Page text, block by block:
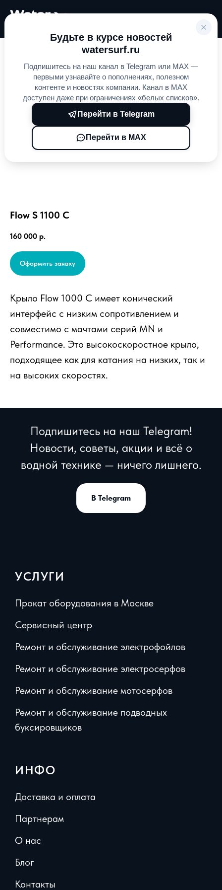
Будьте в курсе новостей
watersurf.ru
Подпишитесь на наш канал в Telegram или MAX —
первыми узнавайте о пополнениях, полезном
контенте и новостях компании. Канал в MAX
доступен даже при ограничениях «белых списков».
Перейти в Telegram
Перейти в MAX
Flow S 1100 C
160 000 р.
Оформить заявку
Крыло Flow 1000 C имеет конический
интерфейс с низким сопротивлением и
совместимо с мачтами серий MN и
Performance. Это высокоскоростное крыло,
подходящее как для катания на низких, так и
на высоких скоростях.
Подпишитесь на наш Telegram!
Новости, советы, акции и всё о
водной технике — ничего лишнего.
В Telegram
УСЛУГИ
Прокат оборудования в Москве
Сервисный центр
Ремонт и обслуживание электрофойлов
Ремонт и обслуживание электросерфов
Ремонт и обслуживание мотосерфов
Ремонт и обслуживание подводных
буксировщиков
ИНФО
Доставка и оплата
Партнерам
О нас
Блог
Контакты